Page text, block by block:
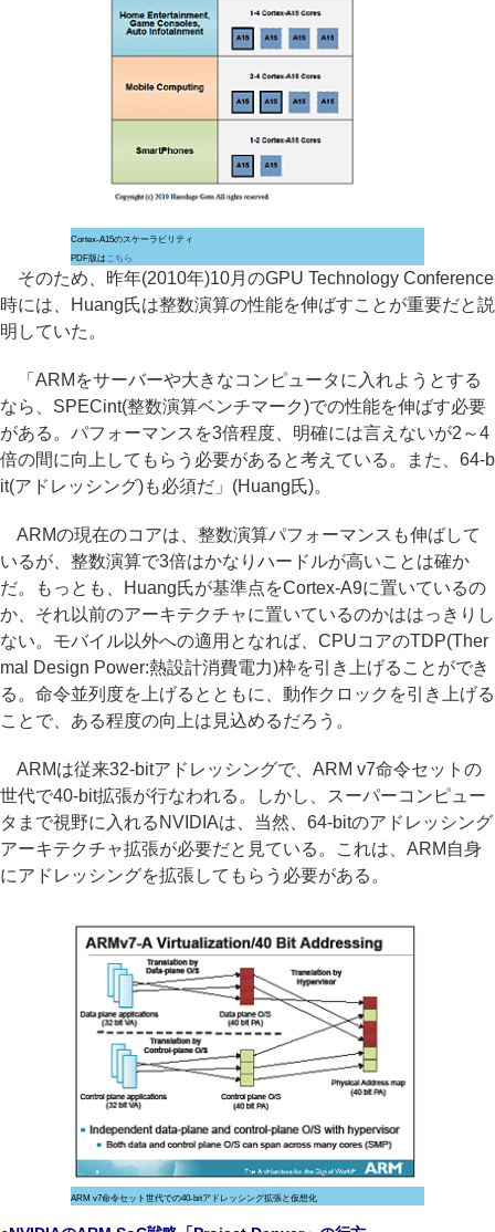
Cortex-A15のスケーラビリティ
PDF版は こちら
そのため、昨年(2010年)10月のGPU Technology Conference
時には、Huang氏は整数演算の性能を伸ばすことが重要だと説
明していた。
「ARMをサーバーや大きなコンピュータに入れようとする
なら、SPECint(整数演算ベンチマーク)での性能を伸ばす必要
がある。パフォーマンスを3倍程度、明確には言えないが2～4
倍の間に向上してもらう必要があると考えている。また、64-b
it(アドレッシング)も必須だ」(Huang氏)。
ARMの現在のコアは、整数演算パフォーマンスも伸ばして
いるが、整数演算で3倍はかなりハードルが高いことは確か
だ。もっとも、Huang氏が基準点をCortex-A9に置いているの
か、それ以前のアーキテクチャに置いているのかははっきりし
ない。モバイル以外への適用となれば、CPUコアのTDP(Ther
mal Design Power:熱設計消費電力)枠を引き上げることができ
る。命令並列度を上げるとともに、動作クロックを引き上げる
ことで、ある程度の向上は見込めるだろう。
ARMは従来32-bitアドレッシングで、ARM v7命令セットの
世代で40-bit拡張が行なわれる。しかし、スーパーコンピュー
タまで視野に入れるNVIDIAは、当然、64-bitのアドレッシング
アーキテクチャ拡張が必要だと見ている。これは、ARM自身
にアドレッシングを拡張してもらう必要がある。
ARM v7命令セット世代での40-bitアドレッシング拡張と仮想化